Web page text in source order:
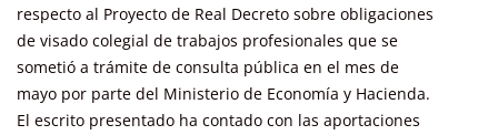
respecto al Proyecto de Real Decreto sobre obligaciones
de visado colegial de trabajos profesionales que se
sometió a trámite de consulta pública en el mes de
mayo por parte del Ministerio de Economía y Hacienda.
El escrito presentado ha contado con las aportaciones